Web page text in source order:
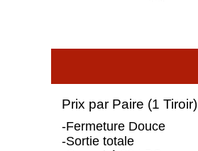
Prix par Paire (1 Tiroir)
-Fermeture Douce
-Sortie totale